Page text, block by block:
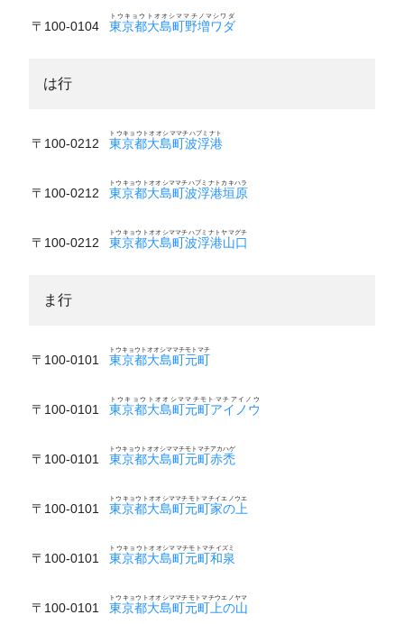
〒100-0104 東京都大島町野増ワダ
トウキョウトオオシママチノマシワダ
は行
〒100-0212 東京都大島町波浮港
トウキョウトオオシママチハブミナト
〒100-0212 東京都大島町波浮港垣原
トウキョウトオオシママチハブミナトカキハラ
〒100-0212 東京都大島町波浮港山口
トウキョウトオオシママチハブミナトヤマグチ
ま行
〒100-0101 東京都大島町元町
トウキョウトオオシママチモトマチ
〒100-0101 東京都大島町元町アイノウ
トウキョウトオオシママチモトマチアイノウ
〒100-0101 東京都大島町元町赤禿
トウキョウトオオシママチモトマチアカハゲ
〒100-0101 東京都大島町元町家の上
トウキョウトオオシママチモトマチイエノウエ
〒100-0101 東京都大島町元町和泉
トウキョウトオオシママチモトマチイズミ
〒100-0101 東京都大島町元町上の山
トウキョウトオオシママチモトマチウエノヤマ